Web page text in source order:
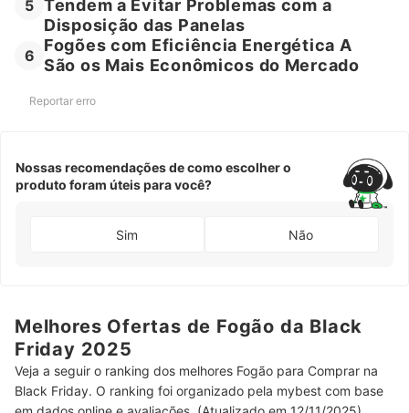
5 Tendem a Evitar Problemas com a
Disposição das Panelas
6
Fogões com Eficiência Energética A
São os Mais Econômicos do Mercado
Reportar erro
Nossas recomendações de como escolher o
produto foram úteis para você?
Sim Não
Melhores Ofertas de Fogão da Black
Friday 2025
Veja a seguir o ranking dos melhores Fogão para Comprar na
Black Friday. O ranking foi organizado pela mybest com base